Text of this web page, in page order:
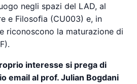
negli spazi del LAD, al
e Filosoﬁa (CU003) e, in
riconoscono la maturazione di
interesse si prega di
email al prof. Julian Bogdani